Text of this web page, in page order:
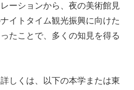
ーションから、夜の美術館見
イトタイム観光振興に向けた
たことで、多くの知見を得る
しくは、以下の本学または東